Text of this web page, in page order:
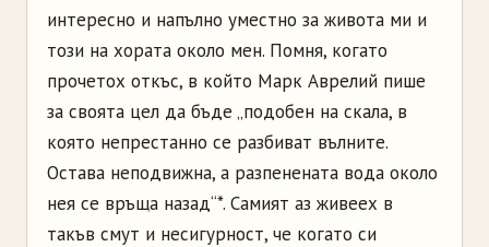
интересно и напълно уместно за живота ми и
този на хората около мен. Помня, когато
прочетох откъс, в който Марк Аврелий пише
за своята цел да бъде „подобен на скала, в
която непрестанно се разбиват вълните.
Остава неподвижна, а разпенената вода около
нея се връща назад“*. Самият аз живеех в
такъв смут и несигурност, че когато си